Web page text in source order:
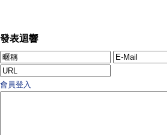
發表迴響
會員登入